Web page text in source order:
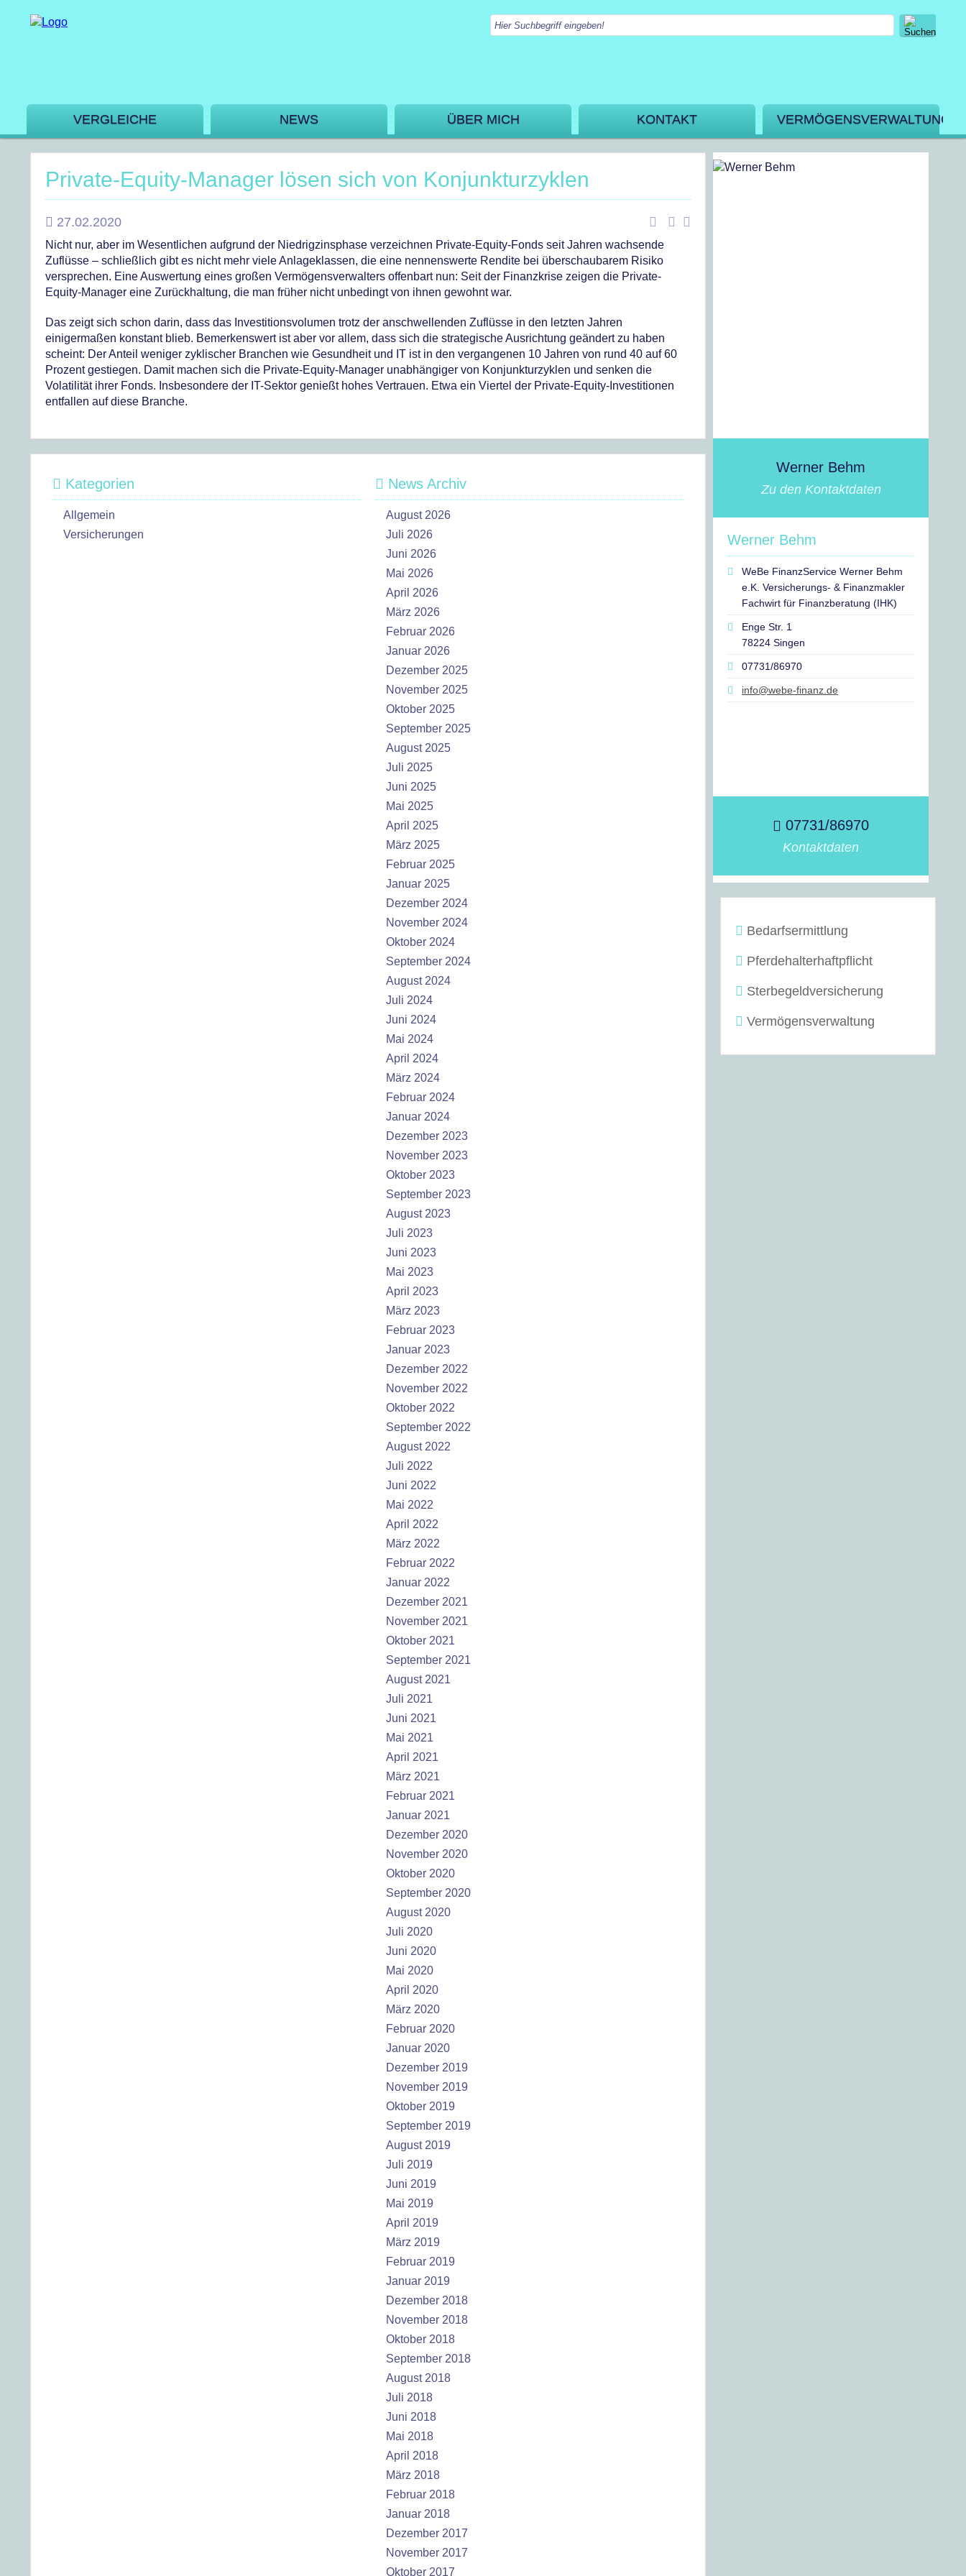
VERGLEICHE NEWS ÜBER MICH KONTAKT VERMÖGENSVERWALTUNG
Werner Behm
Zu den Kontaktdaten
Werner Behm
WeBe FinanzService Werner Behm
e.K. Versicherungs- & Finanzmakler
Fachwirt für Finanzberatung (IHK)
Enge Str. 1
78224 Singen
07731/86970
info@webe-finanz.de
07731/86970
Kontaktdaten
Bedarfsermittlung
Pferdehalterhaftpflicht
Sterbegeldversicherung
Vermögensverwaltung
Private-Equity-Manager lösen sich von Konjunkturzyklen
27.02.2020
Nicht nur, aber im Wesentlichen aufgrund der Niedrigzinsphase verzeichnen Private-Equity-Fonds seit Jahren wachsende
Zuflüsse – schließlich gibt es nicht mehr viele Anlageklassen, die eine nennenswerte Rendite bei überschaubarem Risiko
versprechen. Eine Auswertung eines großen Vermögensverwalters offenbart nun: Seit der Finanzkrise zeigen die Private-
Equity-Manager eine Zurückhaltung, die man früher nicht unbedingt von ihnen gewohnt war.
Das zeigt sich schon darin, dass das Investitionsvolumen trotz der anschwellenden Zuflüsse in den letzten Jahren
einigermaßen konstant blieb. Bemerkenswert ist aber vor allem, dass sich die strategische Ausrichtung geändert zu haben
scheint: Der Anteil weniger zyklischer Branchen wie Gesundheit und IT ist in den vergangenen 10 Jahren von rund 40 auf 60
Prozent gestiegen. Damit machen sich die Private-Equity-Manager unabhängiger von Konjunkturzyklen und senken die
Volatilität ihrer Fonds. Insbesondere der IT-Sektor genießt hohes Vertrauen. Etwa ein Viertel der Private-Equity-Investitionen
entfallen auf diese Branche.
Kategorien
Allgemein
Versicherungen
News Archiv
August 2026
Juli 2026
Juni 2026
Mai 2026
April 2026
März 2026
Februar 2026
Januar 2026
Dezember 2025
November 2025
Oktober 2025
September 2025
August 2025
Juli 2025
Juni 2025
Mai 2025
April 2025
März 2025
Februar 2025
Januar 2025
Dezember 2024
November 2024
Oktober 2024
September 2024
August 2024
Juli 2024
Juni 2024
Mai 2024
April 2024
März 2024
Februar 2024
Januar 2024
Dezember 2023
November 2023
Oktober 2023
September 2023
August 2023
Juli 2023
Juni 2023
Mai 2023
April 2023
März 2023
Februar 2023
Januar 2023
Dezember 2022
November 2022
Oktober 2022
September 2022
August 2022
Juli 2022
Juni 2022
Mai 2022
April 2022
März 2022
Februar 2022
Januar 2022
Dezember 2021
November 2021
Oktober 2021
September 2021
August 2021
Juli 2021
Juni 2021
Mai 2021
April 2021
März 2021
Februar 2021
Januar 2021
Dezember 2020
November 2020
Oktober 2020
September 2020
August 2020
Juli 2020
Juni 2020
Mai 2020
April 2020
März 2020
Februar 2020
Januar 2020
Dezember 2019
November 2019
Oktober 2019
September 2019
August 2019
Juli 2019
Juni 2019
Mai 2019
April 2019
März 2019
Februar 2019
Januar 2019
Dezember 2018
November 2018
Oktober 2018
September 2018
August 2018
Juli 2018
Juni 2018
Mai 2018
April 2018
März 2018
Februar 2018
Januar 2018
Dezember 2017
November 2017
Oktober 2017